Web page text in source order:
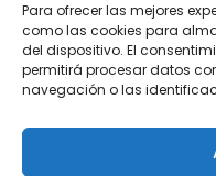
Para ofrecer las mejores
como las cookies para
del dispositivo. El
permitirá procesar datos
navegación o las
¿Qué viene para el
el tercer ciclo de
parte del
incluidos los
anteriores. Están
actualmente. Han